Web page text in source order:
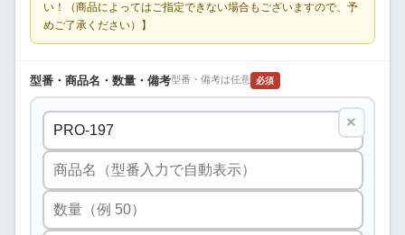
い！（商品によってはご指定できない場合もございますので、予
めご了承ください）】
型番・商品名・数量・備考型番・備考は任意 必須
×